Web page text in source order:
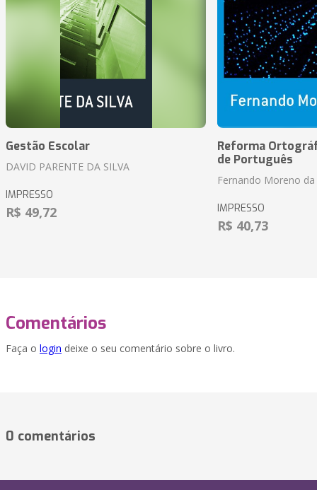
Gestão Escolar
DAVID PARENTE DA SILVA
IMPRESSO
R$ 49,72
Reforma
de Português
Fernando Moreno da
IMPRESSO
R$ 40,73
Comentários
Faça o login deixe o seu comentário sobre o livro.
0 comentários